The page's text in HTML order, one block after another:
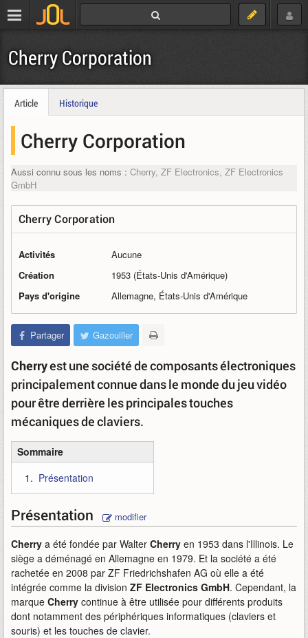
Cherry Corporation
Article Historique
Cherry Corporation
Aussi connu sous les noms : Cherry, ZF Electronics, ZF Electronics
GmbH
Cherry Corporation
Activités
Aucune
Création
1953 (États-Unis d'Amérique)
Pays d'origine
Allemagne, États-Unis d'Amérique
Partager Gazouiller
Cherryest une société de composants électroniques
principalement connue dans le monde du jeu vidéo
pour être derrière les principales touches
mécaniques de claviers.
Sommaire
Présentation
Présentation modifier
Cherry a été fondée par Walter Cherry en 1953 dans l'Illinois. Le
siège a déménagé en Allemagne en 1979. Et la société a été
rachetée en 2008 par ZF Friedrichshafen AG où elle a été
intégrée comme la division ZF Electronics GmbH. Cependant, la
marque Cherry continue à être utilisée pour différents produits
dont notamment des périphériques informatiques (claviers et
souris) et les touches de clavier.